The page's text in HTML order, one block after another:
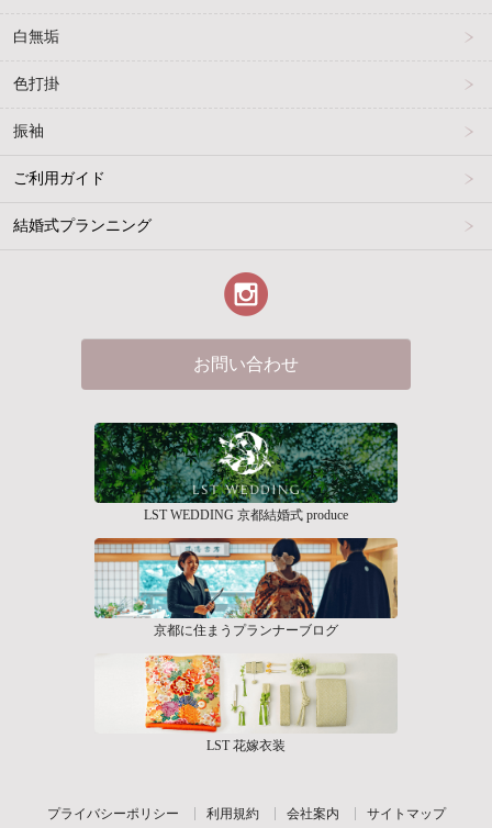
白無垢
色打掛
振袖
ご利用ガイド
結婚式プランニング
お問い合わせ
LST WEDDING 京都結婚式 produce
京都に住まうプランナーブログ
LST 花嫁衣装
プライバシーポリシー 利用規約 会社案内 サイトマップ